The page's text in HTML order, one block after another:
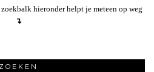
hieronder helpt je meteen op weg
↴
ZOEKEN